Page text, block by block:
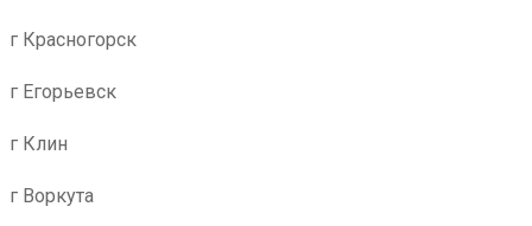
г Красногорск
г Егорьевск
г Клин
г Воркута